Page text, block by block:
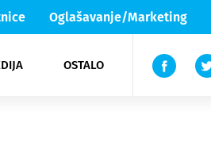
Oglašavanje/Marketing
OSTALO
Lika & Senj
TV